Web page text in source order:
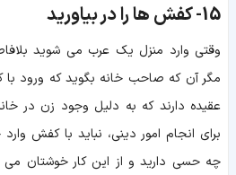
15- کفش ها را در بیاورید
وقتی وارد منزل یک عرب می شوید
مگر آن که صاحب خانه بگوید که ورود
عقیده دارند که به دلیل وجود زن در
برای انجام امور دینی، نباید با کفش
چه حسی دارید و از این کار خوشتان می